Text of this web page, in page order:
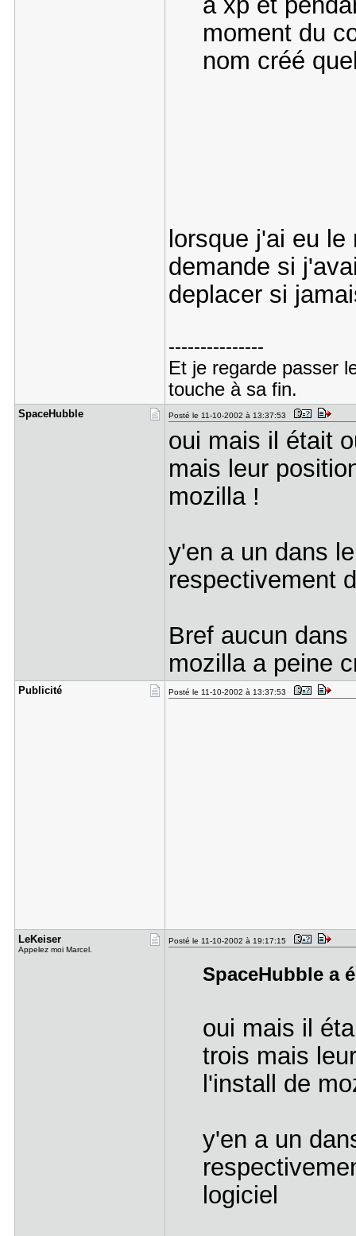
moment du
nom créé
lorsque j'ai eu
demande si
deplacer si
---------------
Et je regarde passer
touche à sa fin.
SpaceHubbl​e Posté le 11-10-2002 à 13:37:53
oui mais il était
mais leur
mozilla !
y'en a un dans
respectivement
Bref aucun
mozilla a peine
Publicité Posté le 11-10-2002 à 13:37:53
LeKeiser
Appelez moi Marcel.
Posté le 11-10-2002 à 19:17:15
SpaceHubble a
oui mais il
trois mais
l'install de
y'en a un
logiciel